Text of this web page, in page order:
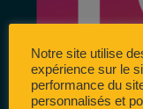
Notre site utilise
expérience sur le
performance du
personnalisés et